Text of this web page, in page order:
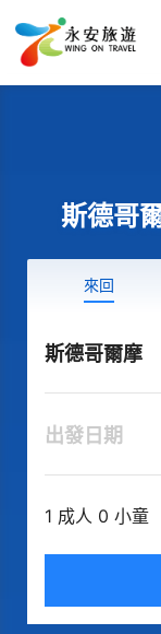
斯德哥
來回
斯德哥爾摩
出發日期
1 成人 0 小童